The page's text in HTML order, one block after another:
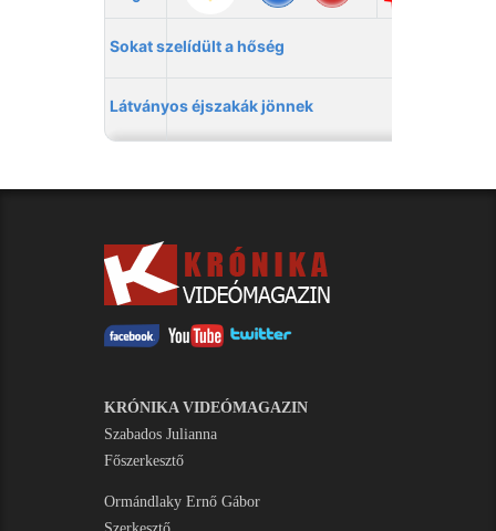
KRÓNIKA VIDEÓMAGAZIN
Szabados Julianna
Főszerkesztő
Ormándlaky Ernő Gábor